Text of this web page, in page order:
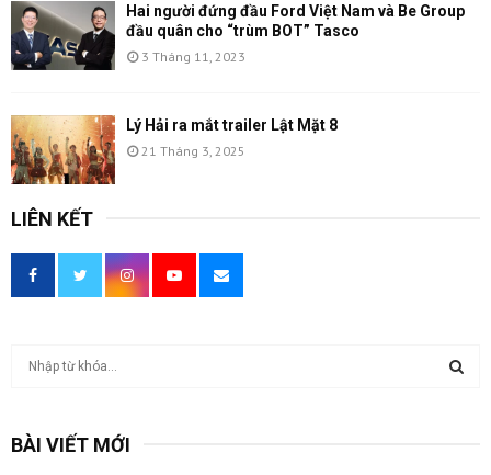
Hai người đứng đầu Ford Việt Nam và Be Group
đầu quân cho “trùm BOT” Tasco
3 Tháng 11, 2023
Lý Hải ra mắt trailer Lật Mặt 8
21 Tháng 3, 2025
LIÊN KẾT
iBÀI VIẾT MỚI